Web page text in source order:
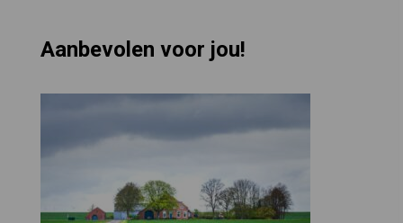
Aanbevolen voor jou!